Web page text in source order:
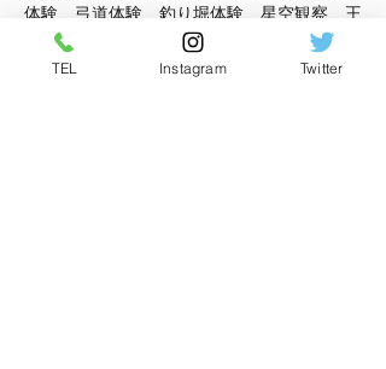
体験、弓道体験、釣り堀体験、星空観察、王
ヶ頭ー美ヶ原への冒険トレッキング、ストー
リーテリング、FKA秘密の小屋など。
TEL Instagram Twitter